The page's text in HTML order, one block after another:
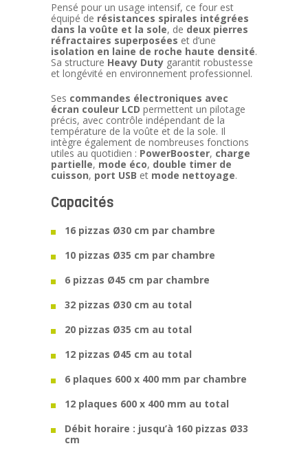
Pensé pour un usage intensif, ce four est
équipé de résistances spirales intégrées
dans la voûte et la sole, de deux pierres
réfractaires superposées et d’une
isolation en laine de roche haute densité.
Sa structure Heavy Duty garantit robustesse
et longévité en environnement professionnel.
Ses commandes électroniques avec
écran couleur LCD permettent un pilotage
précis, avec contrôle indépendant de la
température de la voûte et de la sole. Il
intègre également de nombreuses fonctions
utiles au quotidien : PowerBooster, charge
partielle, mode éco, double timer de
cuisson, port USB et mode nettoyage.
Capacités
16 pizzas Ø30 cm par chambre
10 pizzas Ø35 cm par chambre
6 pizzas Ø45 cm par chambre
32 pizzas Ø30 cm au total
20 pizzas Ø35 cm au total
12 pizzas Ø45 cm au total
6 plaques 600 x 400 mm par chambre
12 plaques 600 x 400 mm au total
Débit horaire : jusqu’à 160 pizzas Ø33
cm